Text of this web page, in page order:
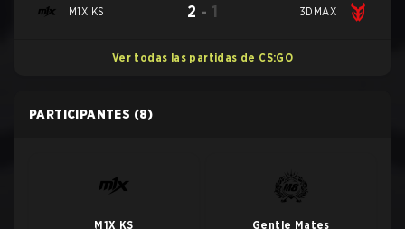
M1X KS 2 - 1 3DMAX
Ver todas las partidas de CS:GO
PARTICIPANTES (8)
M1X KS Gentle Mates